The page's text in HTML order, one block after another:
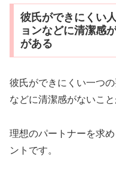
彼氏ができにくい
ョンなどに清潔感
がある
彼氏ができにくい一つ
などに清潔感がないこと
理想のパートナーを求
ントです。